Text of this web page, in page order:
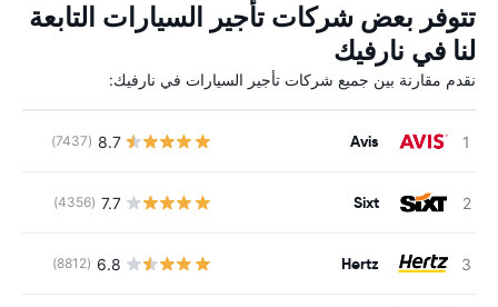
تتوفر بعض شركات تأجير السيارات التابعة
لنا في نارفيك
نقدم مقارنة بين جميع شركات تأجير السيارات في نارفيك:
Avis
8.7
(7437)
Sixt
7.7
(4356)
Hertz
6.8
(8812)